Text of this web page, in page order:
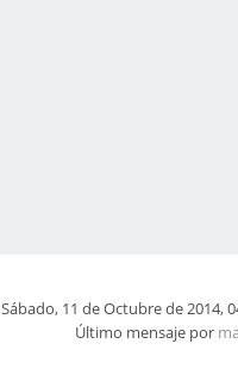
Sábado, 11 de Octubre de 2014,
Último mensaje por